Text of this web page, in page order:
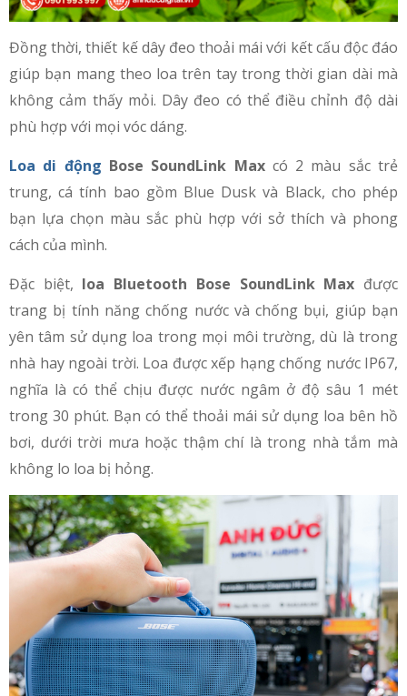
Đồng thời, thiết kế dây đeo thoải mái với kết cấu độc đáo
giúp bạn mang theo loa trên tay trong thời gian dài mà
không cảm thấy mỏi. Dây đeo có thể điều chỉnh độ dài
phù hợp với mọi vóc dáng.
Loa di động Bose SoundLink Maxcó 2 màu sắc trẻ
trung, cá tính bao gồm Blue Dusk và Black, cho phép
bạn lựa chọn màu sắc phù hợp với sở thích và phong
cách của mình.
Đặc biệt, loa Bluetooth Bose SoundLink Max được
trang bị tính năng chống nước và chống bụi, giúp bạn
yên tâm sử dụng loa trong mọi môi trường, dù là trong
nhà hay ngoài trời. Loa được xếp hạng chống nước IP67,
nghĩa là có thể chịu được nước ngâm ở độ sâu 1 mét
trong 30 phút. Bạn có thể thoải mái sử dụng loa bên hồ
bơi, dưới trời mưa hoặc thậm chí là trong nhà tắm mà
không lo loa bị hỏng.